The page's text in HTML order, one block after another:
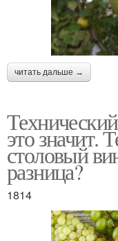
читать дальше →
это значит.
столовый
разница?
1814